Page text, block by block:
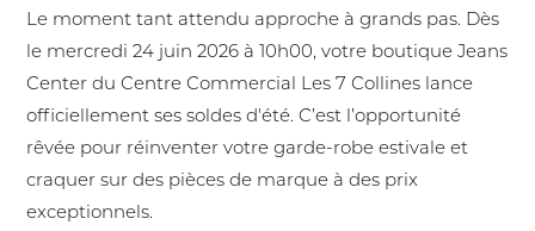
Le moment tant attendu approche à grands pas. Dès
le mercredi 24 juin 2026 à 10h00, votre boutique Jeans
Center du Centre Commercial Les 7 Collines lance
officiellement ses soldes d'été. C’est l’opportunité
rêvée pour réinventer votre garde-robe estivale et
craquer sur des pièces de marque à des prix
exceptionnels.